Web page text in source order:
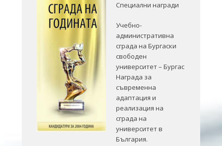
Специални награди
Учебно-
административна
сграда на Бургаски
свободен
университет – Бургас
Награда за
съвременна
адаптация и
реализация на
сграда на
университет в
България.